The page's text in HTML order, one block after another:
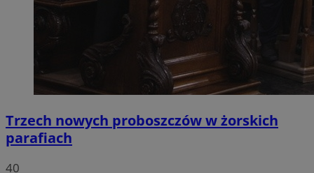
Trzech nowych proboszczów w żorskich
parafiach
40